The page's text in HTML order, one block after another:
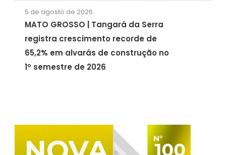
5 de agosto de 2026
MATO GROSSO | Tangará da Serra
registra crescimento recorde de
65,2% em alvarás de construção no
1º semestre de 2026